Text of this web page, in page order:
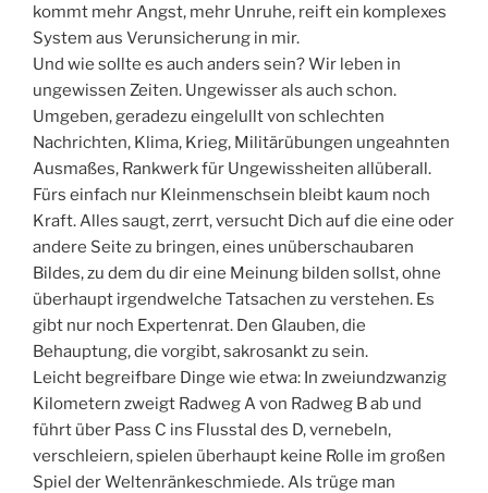
kommt mehr Angst, mehr Unruhe, reift ein komplexes
System aus Verunsicherung in mir.
Und wie sollte es auch anders sein? Wir leben in
ungewissen Zeiten. Ungewisser als auch schon.
Umgeben, geradezu eingelullt von schlechten
Nachrichten, Klima, Krieg, Militärübungen ungeahnten
Ausmaßes, Rankwerk für Ungewissheiten allüberall.
Fürs einfach nur Kleinmenschsein bleibt kaum noch
Kraft. Alles saugt, zerrt, versucht Dich auf die eine oder
andere Seite zu bringen, eines unüberschaubaren
Bildes, zu dem du dir eine Meinung bilden sollst, ohne
überhaupt irgendwelche Tatsachen zu verstehen. Es
gibt nur noch Expertenrat. Den Glauben, die
Behauptung, die vorgibt, sakrosankt zu sein.
Leicht begreifbare Dinge wie etwa: In zweiundzwanzig
Kilometern zweigt Radweg A von Radweg B ab und
führt über Pass C ins Flusstal des D, vernebeln,
verschleiern, spielen überhaupt keine Rolle im großen
Spiel der Weltenränkeschmiede. Als trüge man